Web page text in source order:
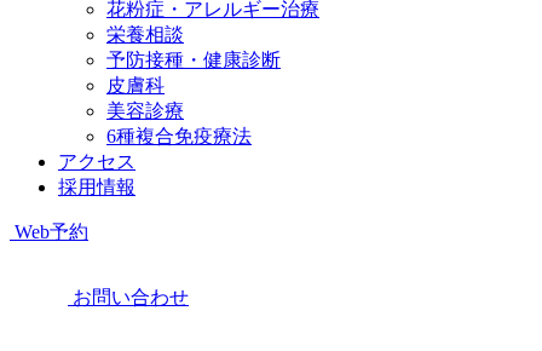
花粉症・アレルギー治療
栄養相談
予防接種・健康診断
皮膚科
美容診療
6種複合免疫療法
アクセス
採用情報
Web予約
お問い合わせ